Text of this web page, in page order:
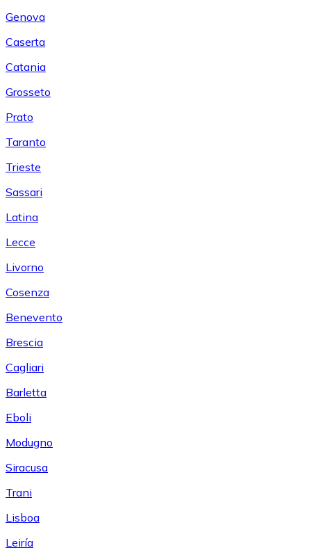
Genova
Caserta
Catania
Grosseto
Prato
Taranto
Trieste
Sassari
Latina
Lecce
Livorno
Cosenza
Benevento
Brescia
Cagliari
Barletta
Eboli
Modugno
Siracusa
Trani
Lisboa
Leiría